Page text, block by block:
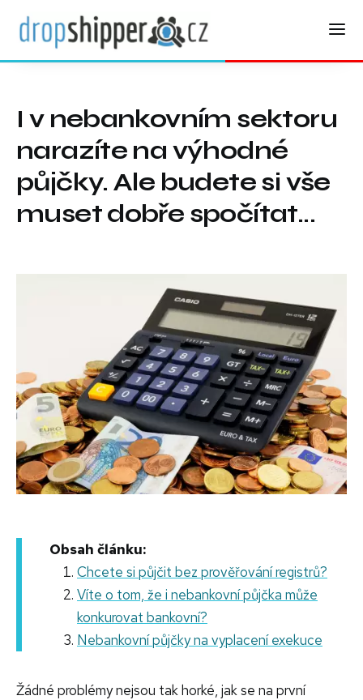
I v nebankovním sektoru
narazíte na výhodné
půjčky. Ale budete si vše
muset dobře spočítat...
Obsah článku:
Chcete si půjčit bez prověřování registrů?
Víte o tom, že i nebankovní půjčka může
konkurovat bankovní?
Nebankovní půjčky na vyplacení exekuce
Žádné problémy nejsou tak horké, jak se na první